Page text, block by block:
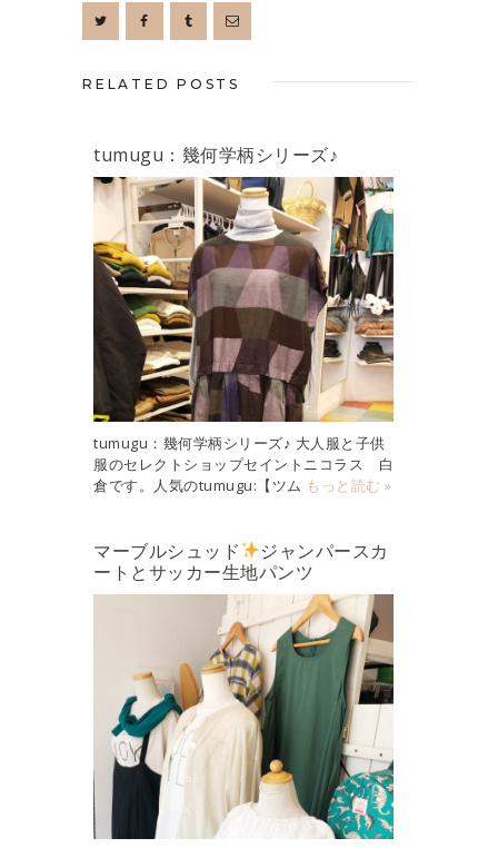
RELATED POSTS
tumugu：幾何学柄シリーズ♪
tumugu：幾何学柄シリーズ♪ 大人服と子供
服のセレクトショップセイントニコラス 白
倉です。人気のtumugu:【ツム もっと読む »
マーブルシュッド
ジャンパースカ
ートとサッカー生地パンツ